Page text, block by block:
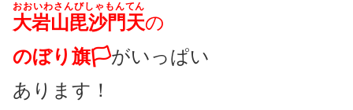
大岩山毘沙門天
おおいわさんびしゃもんてん
の
のぼり旗🏳がいっぱい
あります！